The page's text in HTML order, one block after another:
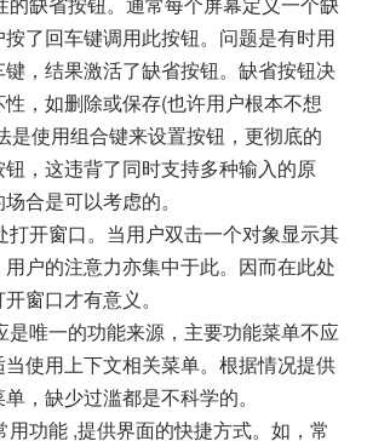
了回车键调用此按钮。问题是有时用
键，结果激活了缺省按钮。缺省按钮决
，如删除或保存(也许用户根本不想
是使用组合键来设置按钮，更彻底的
，这违背了同时支持多种输入的原
合是可以考虑的。
打开窗口。当用户双击一个对象显示其
户的注意力亦集中于此。因而在此处
窗口才有意义。
是唯一的功能来源，主要功能菜单不应
使用上下文相关菜单。根据情况提供
，缺少过滥都是不科学的。
用功能 ,提供界面的快捷方式。如，常